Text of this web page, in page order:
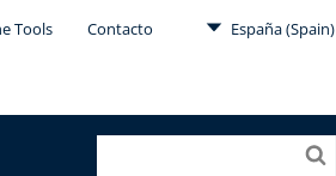
Tools Contacto España (Spain)